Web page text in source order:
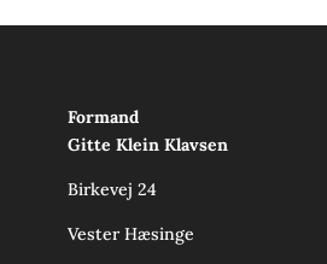
Formand
Gitte Klein Klavsen
Birkevej 24
Vester Hæsinge